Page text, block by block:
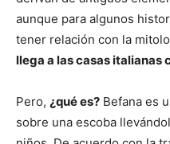
aunque para algunos
tener relación con la
llega a las casas italianas
Pero, ¿qué es? Befana es
sobre una escoba